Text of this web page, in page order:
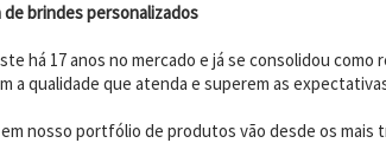
brindes personalizados
há 17 anos no mercado e já se consolidou
a qualidade que atenda e superem as
nosso portfólio de produtos vão desde os